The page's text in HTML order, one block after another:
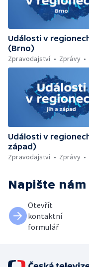
se
Události v
(Brno)
Zpravodajství
Zprávy
Události v
západ)
Zpravodajství
Zprávy
Napište nám
Otevřít
kontaktní
formulář